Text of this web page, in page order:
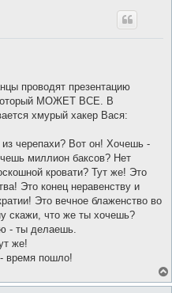
проводят презентацию
который МОЖЕТ ВСЕ. В
хмурый хакер Вася:
черепахи? Вот он! Хочешь -
миллион баксов? Нет
кровати? Тут же! Это
Это конец неравенству и
Это вечное блаженство во
скажи, что же ты хочешь?
- ты делаешь.
же!
время пошло!